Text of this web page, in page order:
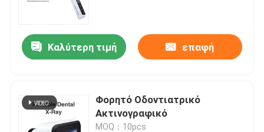
Καλύτερη τιμή επαφή
Φορητό Οδοντιατρικό
Ακτινογραφικό
MOQ：10pcs